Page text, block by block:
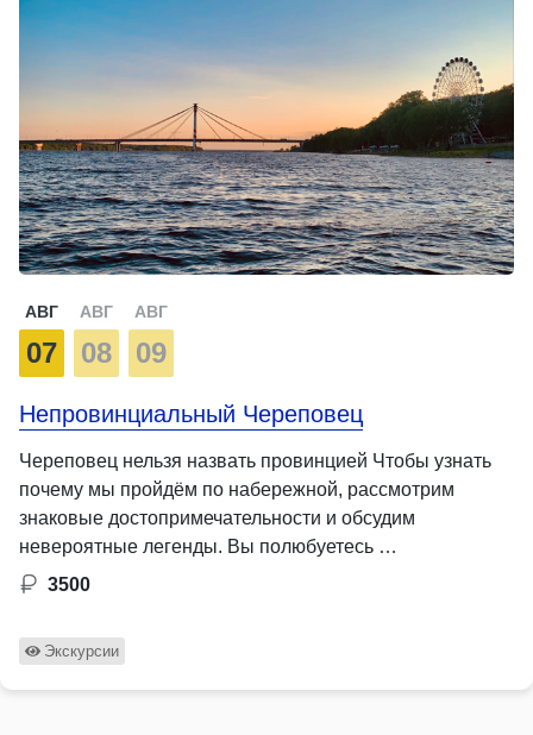
АВГ
07
АВГ
08
АВГ
09
Непровинциальный Череповец
Череповец нельзя назвать провинцией Чтобы узнать
почему мы пройдём по набережной, рассмотрим
знаковые достопримечательности и обсудим
невероятные легенды. Вы полюбуетесь …
3500
Экскурсии